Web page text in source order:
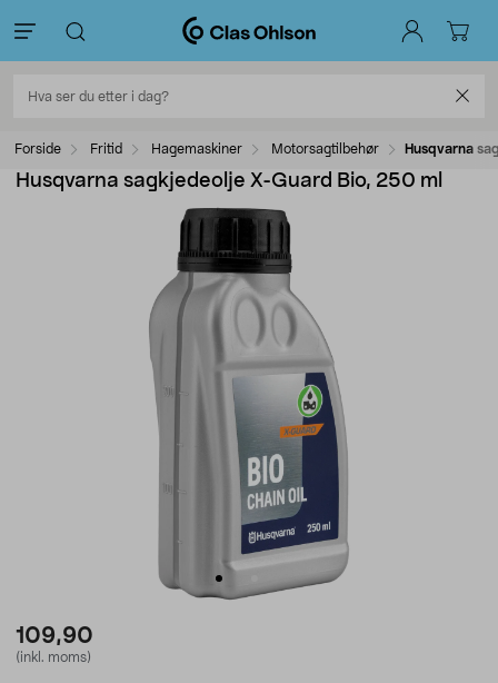
Forside Fritid Hagemaskiner Motorsagtilbehør Husqvarna
Husqvarna sagkjedeolje X-Guard Bio, 250 ml
109,90
(inkl. moms)